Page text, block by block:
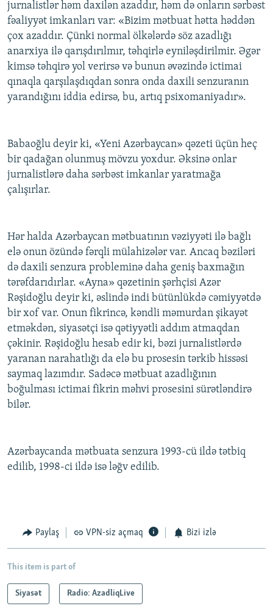
jurnalistlər həm daxilən azaddır, həm də onların sərbəst
fəaliyyət imkanları var: «Bizim mətbuat hətta həddən
çox azaddır. Çünki normal ölkələrdə söz azadlığı
anarxiya ilə qarışdırılmır, təhqirlə eyniləşdirilmir. Əgər
kimsə təhqirə yol verirsə və bunun əvəzində ictimai
qınaqla qarşılaşdıqdan sonra onda daxili senzuranın
yarandığını iddia edirsə, bu, artıq psixomaniyadır».
Babaoğlu deyir ki, «Yeni Azərbaycan» qəzeti üçün heç
bir qadağan olunmuş mövzu yoxdur. Əksinə onlar
jurnalistlərə daha sərbəst imkanlar yaratmağa
çalışırlar.
Hər halda Azərbaycan mətbuatının vəziyyəti ilə bağlı
elə onun özündə fərqli mülahizələr var. Ancaq bəziləri
də daxili senzura probleminə daha geniş baxmağın
tərəfdarıdırlar. «Ayna» qəzetinin şərhçisi Azər
Rəşidoğlu deyir ki, əslində indi bütünlükdə cəmiyyətdə
bir xof var. Onun fikrincə, kəndli məmurdan şikayət
etməkdən, siyasətçi isə qətiyyətli addım atmaqdan
çəkinir. Rəşidoğlu hesab edir ki, bəzi jurnalistlərdə
yaranan narahatlığı da elə bu prosesin tərkib hissəsi
saymaq lazımdır. Sadəcə mətbuat azadlığının
boğulması ictimai fikrin məhvi prosesini sürətləndirə
bilər.
Azərbaycanda mətbuata senzura 1993-cü ildə tətbiq
edilib, 1998-ci ildə isə ləğv edilib.
Paylaş VPN-siz açmaq Bizi izlə
This item is part of
Siyasət Radio: AzadliqLive